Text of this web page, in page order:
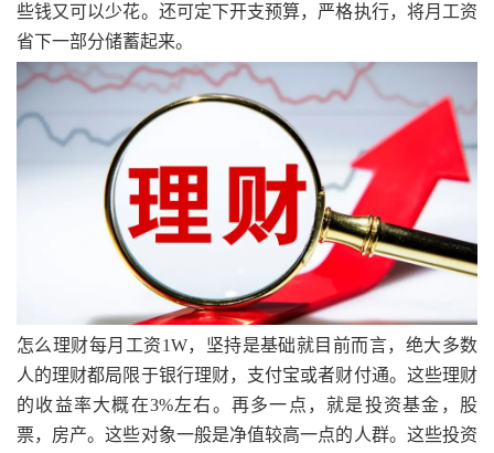
些钱又可以少花。还可定下开支预算，严格执行，将月工资
省下一部分储蓄起来。
怎么理财每月工资1W，坚持是基础就目前而言，绝大多数
人的理财都局限于银行理财，支付宝或者财付通。这些理财
的收益率大概在3%左右。再多一点，就是投资基金，股
票，房产。这些对象一般是净值较高一点的人群。这些投资